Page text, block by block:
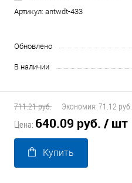
Артикул: antwdt-433
Обновлено
В наличии
711.21 руб. Экономия: 71.12 руб.
Цена: 640.09 руб. / шт
Купить